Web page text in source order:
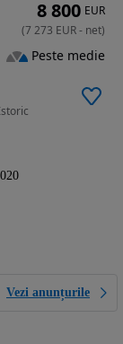
Vezi anunțurile
8 800 EUR
(7 273 EUR- net)
Peste medie